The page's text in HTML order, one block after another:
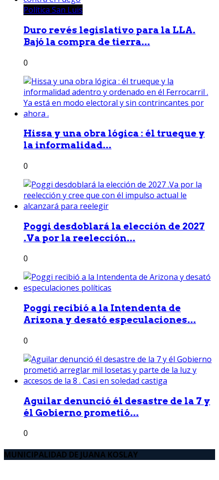
Política San Luis
Duro revés legislativo para la LLA.
Bajó la compra de tierra...
0
Hissa y una obra lógica : él trueque y
la informalidad...
0
Poggi desdoblará la elección de 2027
.Va por la reelección...
0
Poggi recibió a la Intendenta de
Arizona y desató especulaciones...
0
Aguilar denunció él desastre de la 7 y
él Gobierno prometió...
0
MUNICIPALIDAD DE JUANA KOSLAY